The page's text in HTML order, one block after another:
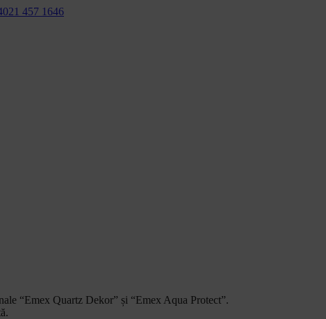
457 1646
“Emex Quartz Dekor” și “Emex Aqua Protect”.